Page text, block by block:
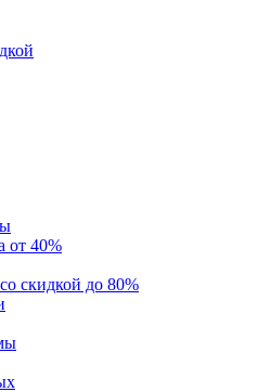
от 40%
скидкой до 80%